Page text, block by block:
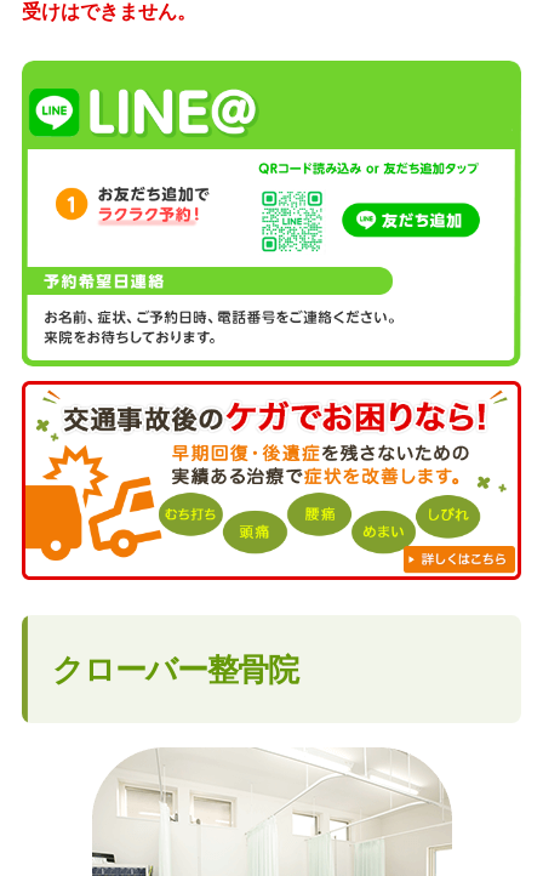
受けはできません。
クローバー整骨院